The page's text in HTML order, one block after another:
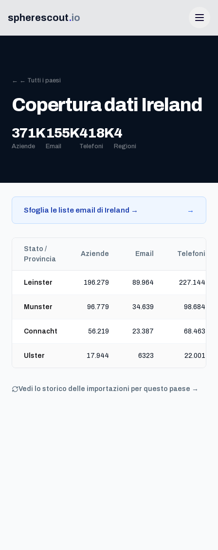
spherescout.io
Accedi
← ← Tutti i paesi
Copertura dati Ireland
371K
Aziende
155K
Email
418K
Telefoni
4
Regioni
Sfoglia le liste email di Ireland → →
Stato /
Provincia
Aziende Email Telefoni
Leinster 196.279 89.964 227.144
Munster 96.779 34.639 98.684
Connacht 56.219 23.387 68.463
Ulster 17.944 6323 22.001
Vedi lo storico delle importazioni per questo paese →